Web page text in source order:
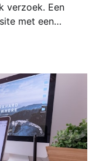
verzoek. Een
met een
Bij